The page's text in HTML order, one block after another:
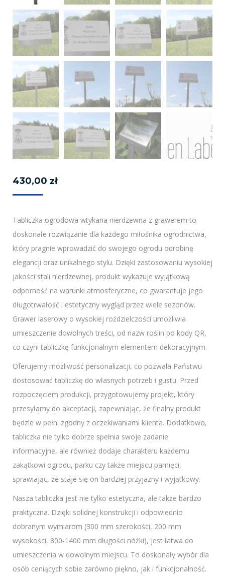
430,00 zł
Tabliczka ogrodowa wtykana nierdzewna z grawerem to
doskonałe rozwiązanie dla każdego miłośnika ogrodnictwa,
który pragnie wprowadzić do swojego ogrodu odrobinę
elegancji oraz unikalnego stylu. Dzięki zastosowaniu wysokiej
jakości stali nierdzewnej, produkt wykazuje wyjątkową
odporność na warunki atmosferyczne, co gwarantuje jego
długotrwałość i estetyczny wygląd przez wiele sezonów.
Grawer laserowy o wysokiej roździelczości umożliwia
umieszczenie dowolnych treści, od nazw roślin po kody QR,
co czyni tabliczkę funkcjonalnym elementem dekoracyjnym.
Oferujemy możliwość personalizacji, co pozwala Państwu
dostosować tabliczkę do własnych potrzeb i gustu. Przed
rozpoczęciem produkcji, przygotowujemy projekt, który
przesyłamy do akceptacji, zapewniając, że finalny produkt
będzie w pełni zgodny z oczekiwaniami klienta. Dodatkowo,
tabliczka nie tylko dobrze spełnia swoje zadanie
informacyjne, ale również dodaje charakteru każdemu
zakątkowi ogrodu, parku czy także miejscu pamięci,
sprawiając, że staje się on bardziej przyjazny i wyjątkowy.
Nasza tabliczka jest nie tylko estetyczna, ale także bardzo
praktyczna. Dzięki solidnej konstrukcji i odpowiednio
dobranym wymiarom (300 mm szerokości, 200 mm
wysokości, 800-1400 mm długości nóżki), jest łatwa do
umieszczenia w dowolnym miejscu. To doskonały wybór dla
osób ceniących sobie zarówno piękno, jak i funkcjonalność.